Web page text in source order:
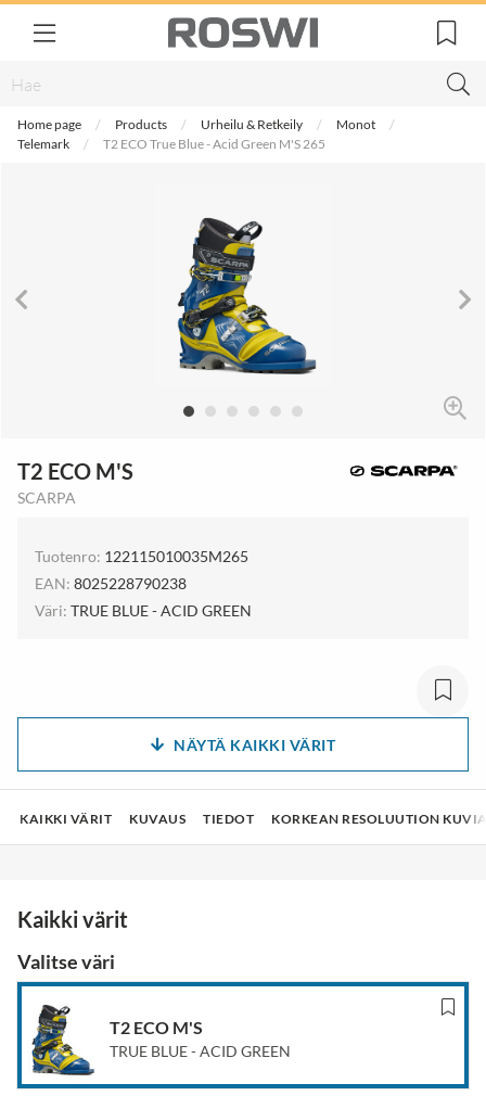
Home page Products Urheilu & Retkeily
Monot
Telemark
T2 ECO True Blue - Acid Green M'S 265
T2 ECO M'S
SCARPA
Tuotenro: 122115010035M265
EAN: 8025228790238
Väri: TRUE BLUE - ACID GREEN
NÄYTÄ KAIKKI VÄRIT
KAIKKI VÄRIT KUVAUS TIEDOT KORKEAN RESOLUUTION
Kaikki värit
Valitse väri
T2 ECO M'S
TRUE BLUE - ACID GREEN